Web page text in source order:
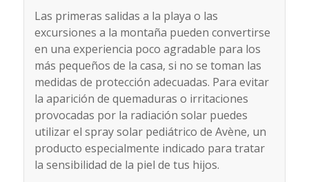
Las primeras salidas a la playa o las
excursiones a la montaña pueden convertirse
en una experiencia poco agradable para los
más pequeños de la casa, si no se toman las
medidas de protección adecuadas. Para evitar
la aparición de quemaduras o irritaciones
provocadas por la radiación solar puedes
utilizar el spray solar pediátrico de Avène, un
producto especialmente indicado para tratar
la sensibilidad de la piel de tus hijos.